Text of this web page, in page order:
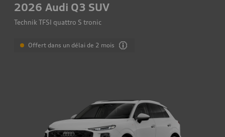
2026 Audi Q3 SUV
Technik TFSI quattro S tronic
Offert dans un délai de 2 mois